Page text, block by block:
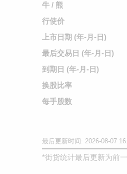
牛 / 熊
行使价
上市日期 (年-月-日)
最后交易日 (年-月-日)
到期日 (年-月-日)
换股比率
每手股数
最后更新时间: 2026-08-07
*街货统计最后更新为前